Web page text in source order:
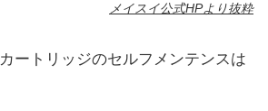
メイスイ公式HPより抜粋
ートリッジのセルフメンテンスは